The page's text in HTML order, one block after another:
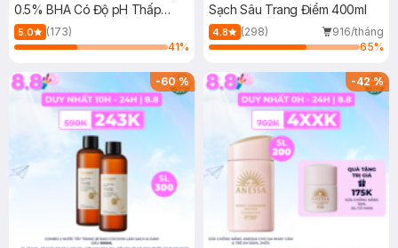
0.5% BHA Có Độ pH Thấp
150ml
5.0
(173)
41%
Sạch Sâu Trang Điểm 400ml
4.8 (298)
916/tháng
65%
-60% -42%